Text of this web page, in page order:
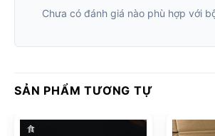
Chưa có đánh giá nào phù hợp với
SẢN PHẨM TƯƠNG TỰ